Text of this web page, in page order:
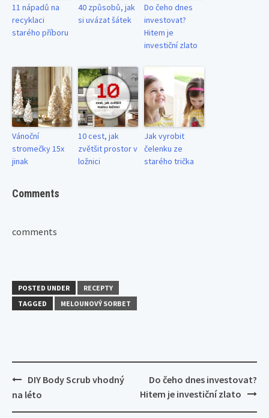
11 nápadů na
recyklaci
starého příboru
40 způsobů, jak
si uvázat šátek
Do čeho dnes
investovat?
Hitem je
investiční zlato
Vánoční
stromečky 15x
jinak
10 cest, jak
zvětšit prostor v
ložnici
Jak vyrobit
čelenku ze
starého trička
Comments
comments
POSTED UNDER
RECEPTY
TAGGED
MELOUNOVÝ SORBET
Post
navigation
DIY Body Scrub vhodný
na léto
Do čeho dnes investovat?
Hitem je investiční zlato